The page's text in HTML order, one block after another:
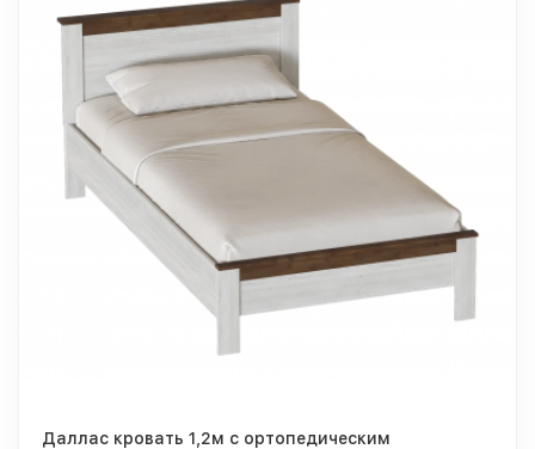
Даллас кровать 1,2м с ортопедическим